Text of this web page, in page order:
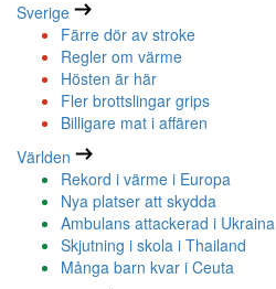
Sverige
Färre dör av stroke
Regler om värme
Hösten är här
Fler brottslingar grips
Billigare mat i affären
Världen
Rekord i värme i Europa
Nya platser att skydda
Ambulans attackerad i Ukraina
Skjutning i skola i Thailand
Många barn kvar i Ceuta